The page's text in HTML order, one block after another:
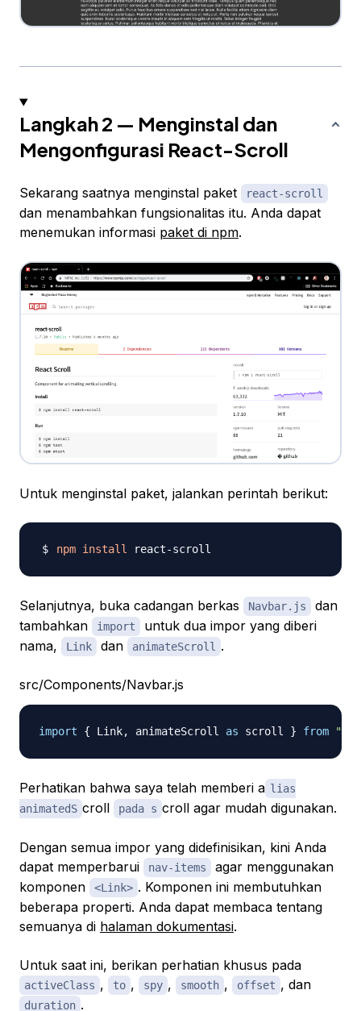
Langkah 2 — Menginstal dan
Mengonfigurasi React-Scroll
Sekarang saatnya menginstal paket react-scroll
dan menambahkan fungsionalitas itu. Anda dapat
menemukan informasi paket di npm.
Untuk menginstal paket, jalankan perintah berikut:
npm install
Selanjutnya, buka cadangan berkas Navbar.js
dan
tambahkan
import
untuk dua impor yang diberi
nama,
Link dan animateScroll .
src/Components/Navbar.js
import { Link, animateScroll as scroll } from
Perhatikan bahwa saya telah memberi a lias
animatedS croll pada s croll agar mudah digunakan.
Dengan semua impor yang didefinisikan, kini Anda
dapat memperbarui
nav-items
agar menggunakan
komponen
<Link> . Komponen ini membutuhkan
beberapa properti. Anda dapat membaca tentang
semuanya di halaman dokumentasi.
Untuk saat ini, berikan perhatian khusus pada
activeClass , to , spy , smooth , offset , dan
duration .